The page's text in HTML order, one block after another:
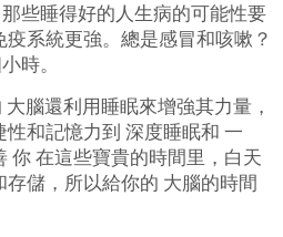
那些睡得好的人生病的可能性要
系統更強。總是感冒和咳嗽？
時。
大腦還利用睡眠來增強其力量，
性和記憶力到 深度睡眠和 一
你 在這些寶貴的時間里，白天
存儲 ，所以給你的 大腦的時間